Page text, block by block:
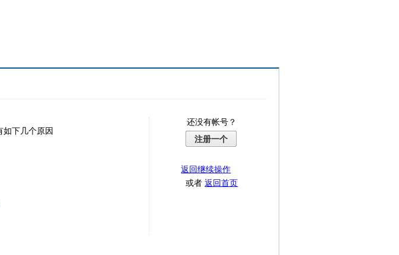
如下几个原因
还没有帐号？
注册一个
返回继续操作
或者返回首页